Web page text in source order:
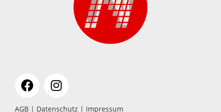
AGB | Datenschutz | Impressum